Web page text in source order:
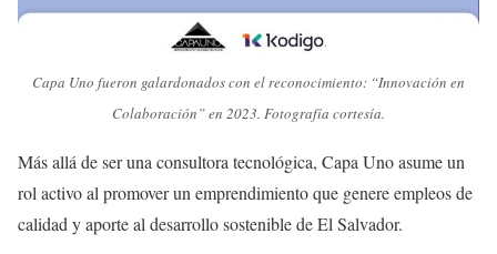
Capa Uno fueron galardonados con el reconocimiento: “Innovación en
Colaboración” en 2023. Fotografía cortesía.
Más allá de ser una consultora tecnológica, Capa Uno asume un
rol activo al promover un emprendimiento que genere empleos de
calidad y aporte al desarrollo sostenible de El Salvador.